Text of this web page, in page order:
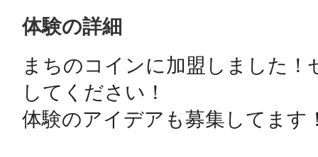
URLをコピー
体験の詳細
まちのコインに加盟しました！
してください！
体験のアイデアも募集してます